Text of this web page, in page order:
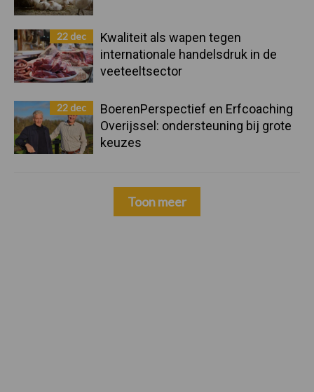
22 dec
Kwaliteit als wapen tegen
internationale handelsdruk in de
veeteeltsector
22 dec
BoerenPerspectief en Erfcoaching
Overijssel: ondersteuning bij grote
keuzes
Toon meer